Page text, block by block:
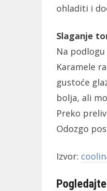
ohladiti i
Slaganje
Na
Karamele
gustoće
bolja, ali
Preko
Odozgo
Izvor: